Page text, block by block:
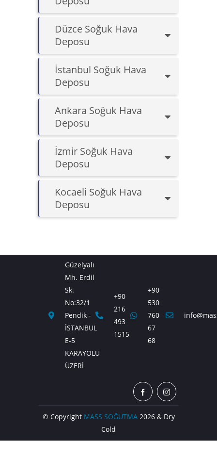
Düzce Soğuk Hava
Deposu
İstanbul Soğuk Hava
Deposu
Ankara Soğuk Hava
Deposu
İzmir Soğuk Hava
Deposu
Kocaeli Soğuk Hava
Deposu
Güzelyalı
Mh. Erdil
Sk.
No:32/1
Pendik -
İSTANBUL
E-5
KARAYOLU
ÜZERİ
+90
216
493
1515
+90
530
760
67
68
© CopyrightMASS SOĞUTMA2026 & Dry
Cold